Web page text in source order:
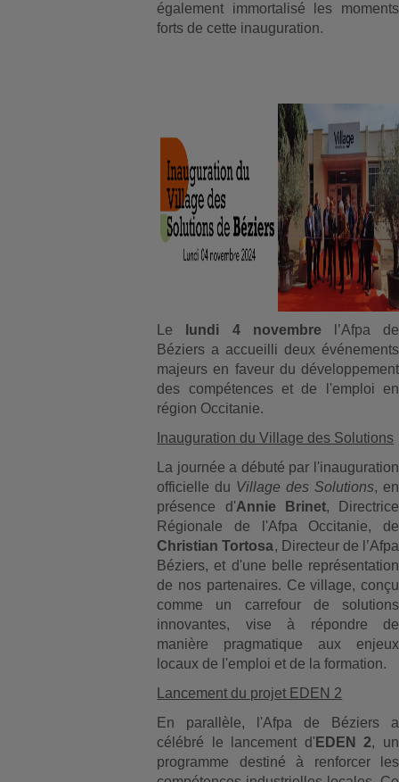
également immortalisé les moments
forts de cette inauguration.
Le lundi 4 novembre l’Afpa de
Béziers a accueilli deux événements
majeurs en faveur du développement
des compétences et de l'emploi en
région Occitanie.
Inauguration du Village des Solutions
La journée a débuté par l'inauguration
officielle du Village des Solutions, en
présence d'Annie Brinet, Directrice
Régionale de l'Afpa Occitanie, de
Christian Tortosa, Directeur de l’Afpa
Béziers, et d'une belle représentation
de nos partenaires. Ce village, conçu
comme un carrefour de solutions
innovantes, vise à répondre de
manière pragmatique aux enjeux
locaux de l'emploi et de la formation.
Lancement du projet EDEN 2
En parallèle, l'Afpa de Béziers a
célébré le lancement d' EDEN 2, un
programme destiné à renforcer les